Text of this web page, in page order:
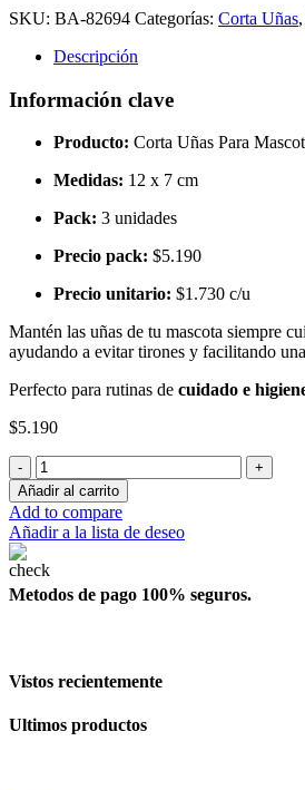
SKU: BA-82694 Categorías: Corta Uñas,
Descripción
Información clave
Producto: Corta Uñas Para
Medidas: 12 x 7 cm
Pack: 3 unidades
Precio pack: $5.190
Precio unitario: $1.730 c/u
Mantén las uñas de tu mascota siempre
ayudando a evitar tirones y facilitando
Perfecto para rutinas de cuidado e
$5.190
3und.
(1.730
c/u)
-
Corta
Uñas
para
Mascotas
Añadir al carrito
Add to compare
Añadir a la lista de deseo
Metodos de pago 100% seguros.
Vistos recientemente
Ultimos productos